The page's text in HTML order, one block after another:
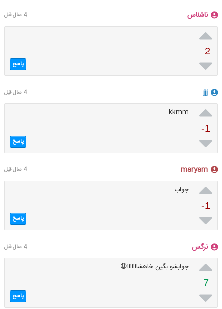
ناشناس 4 سال قبل

-2

.
پاسخ
jjj 4 سال قبل

-1

kkmm
پاسخ
maryam 4 سال قبل

-1

جواب
پاسخ
نرگس 4 سال قبل

7

جوابشو بگین خاهشااااااا😩
پاسخ